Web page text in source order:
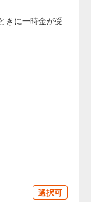
きに一時金が受